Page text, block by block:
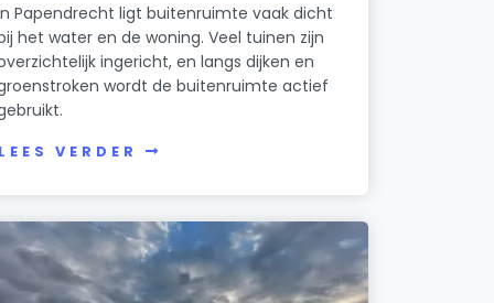
Consultancy
Markt 127
Men's Wear
Veer 17
35
Jan Riske Dames- en Herenmode
9
Papendrecht ligt buitenruimte vaak dicht
het water en de woning. Veel tuinen zijn
ingericht, en langs dijken en
wordt de buitenruimte actief
LEES VERDER